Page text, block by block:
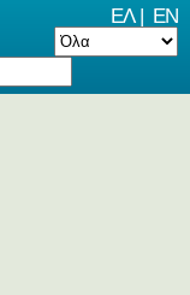
ΕΛ| EN